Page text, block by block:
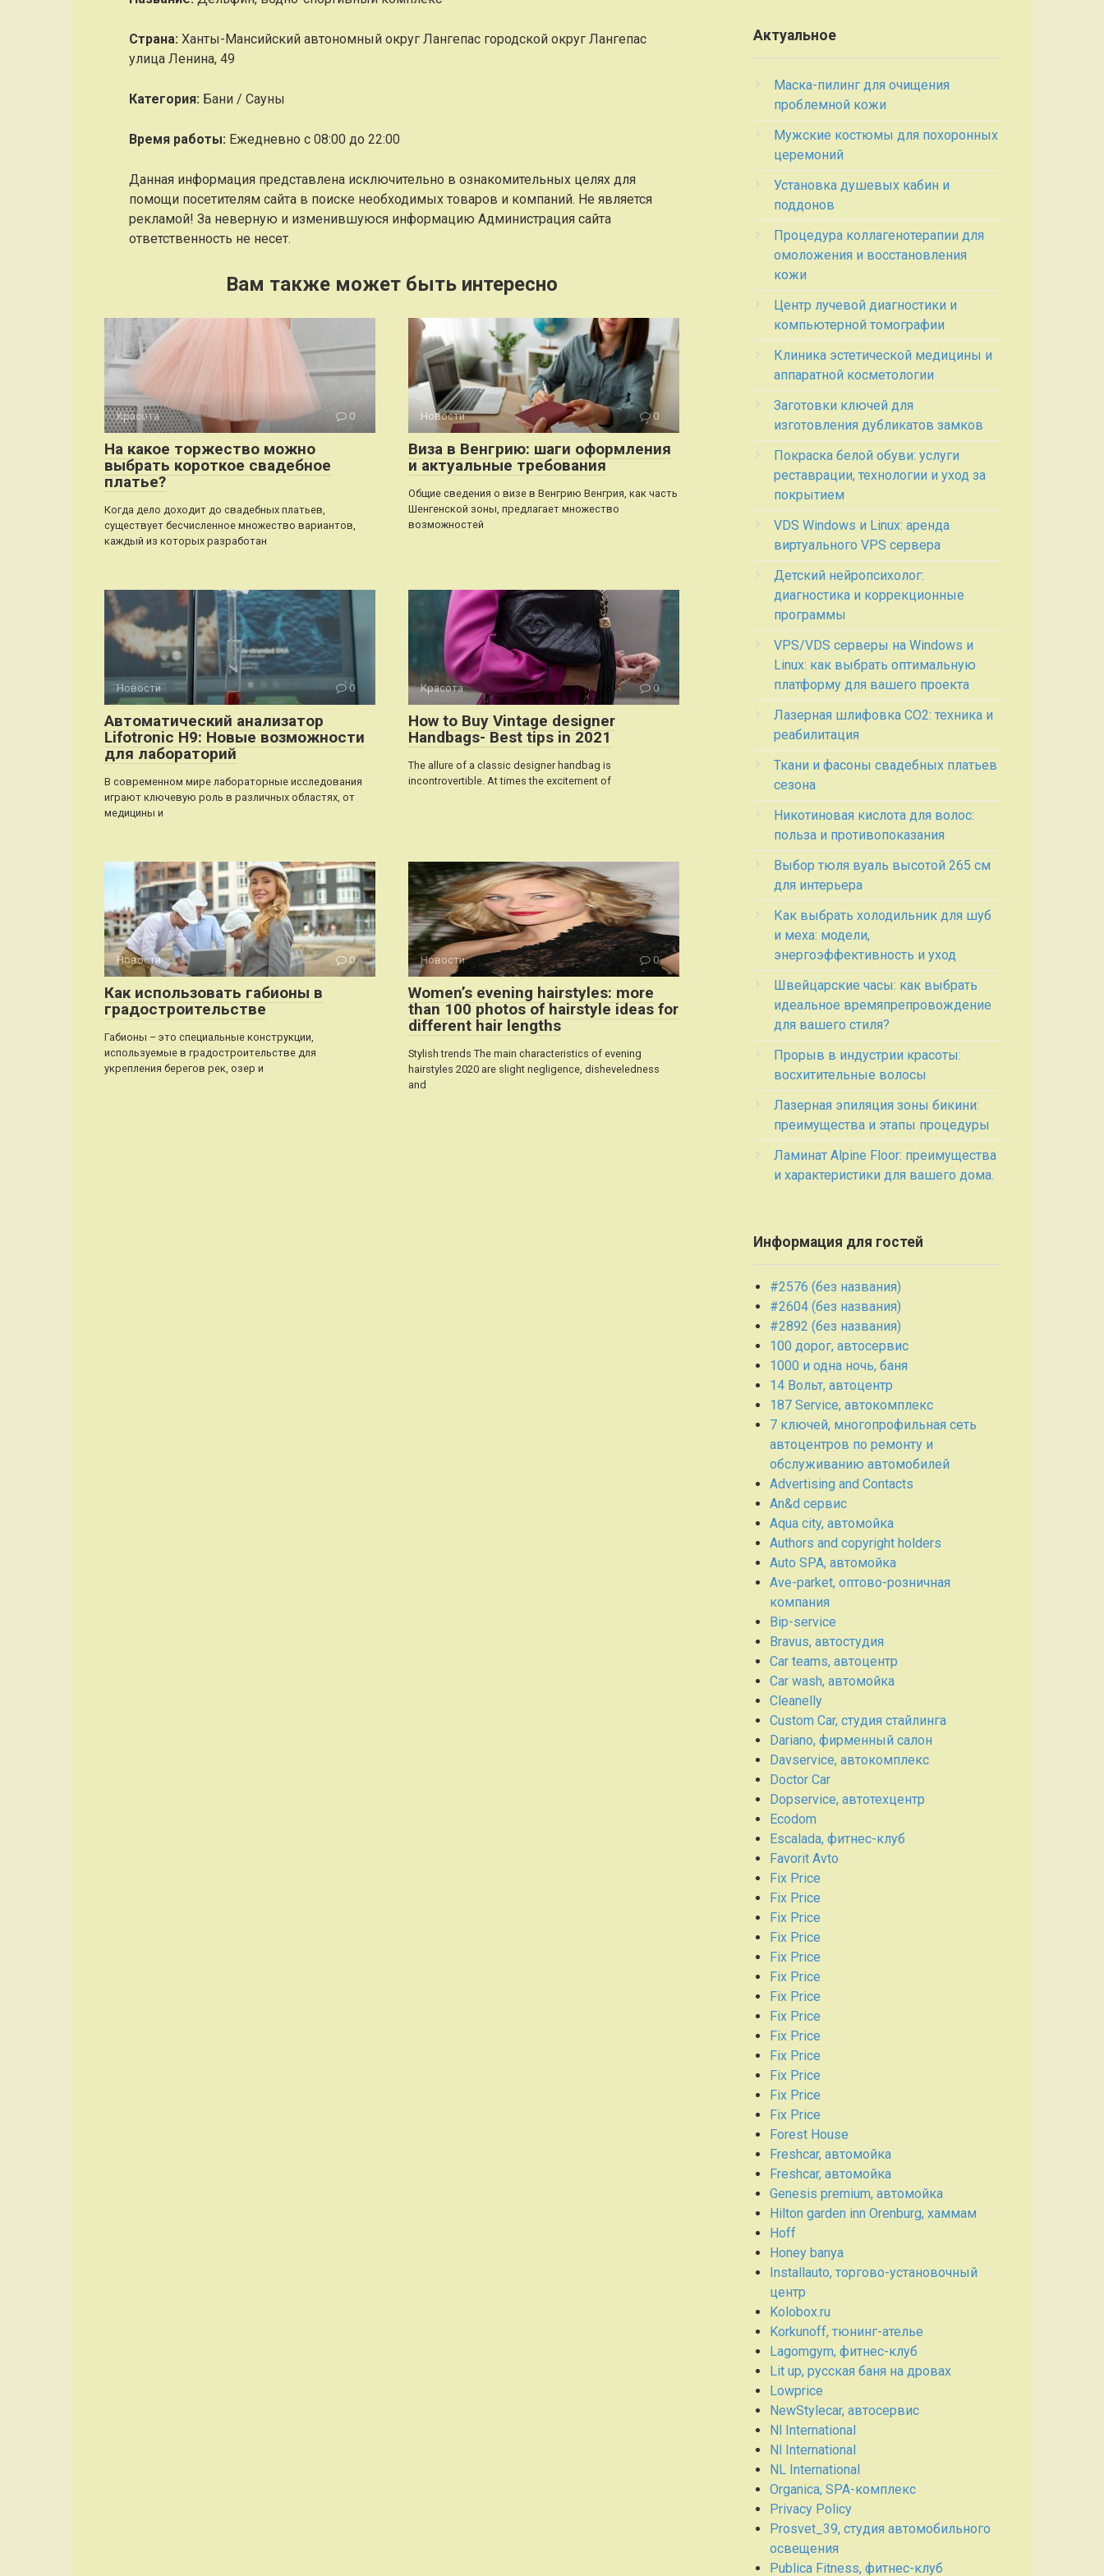
Страна: Ханты-Мансийский автономный округ Лангепас городской округ Лангепас
улица Ленина, 49
Категория: Бани / Сауны
Время работы: Ежедневно с 08:00 до 22:00
Данная информация представлена исключительно в ознакомительных целях для
помощи посетителям сайта в поиске необходимых товаров и компаний. Не является
рекламой! За неверную и изменившуюся информацию Администрация сайта
ответственность не несет.
Вам также может быть интересно
Красота 0
На какое торжество можно
выбрать короткое свадебное
платье?
Когда дело доходит до свадебных платьев,
существует бесчисленное множество вариантов,
каждый из которых разработан
Новости 0
Виза в Венгрию: шаги оформления
и актуальные требования
Общие сведения о визе в Венгрию Венгрия, как часть
Шенгенской зоны, предлагает множество
возможностей
Новости 0
Автоматический анализатор
Lifotronic H9: Новые возможности
для лабораторий
В современном мире лабораторные исследования
играют ключевую роль в различных областях, от
медицины и
Красота 0
How to Buy Vintage designer
Handbags- Best tips in 2021
The allure of a classic designer handbag is
incontrovertible. At times the excitement of
Новости 0
Как использовать габионы в
градостроительстве
Габионы – это специальные конструкции,
используемые в градостроительстве для
укрепления берегов рек, озер и
Новости 0
Women’s evening hairstyles: more
than 100 photos of hairstyle ideas for
different hair lengths
Stylish trends The main characteristics of evening
hairstyles 2020 are slight negligence, disheveledness
and
Актуальное
Маска-пилинг для очищения
проблемной кожи
Мужские костюмы для похоронных
церемоний
Установка душевых кабин и
поддонов
Процедура коллагенотерапии для
омоложения и восстановления
кожи
Центр лучевой диагностики и
компьютерной томографии
Клиника эстетической медицины и
аппаратной косметологии
Заготовки ключей для
изготовления дубликатов замков
Покраска белой обуви: услуги
реставрации, технологии и уход за
покрытием
VDS Windows и Linux: аренда
виртуального VPS сервера
Детский нейропсихолог:
диагностика и коррекционные
программы
VPS/VDS серверы на Windows и
Linux: как выбрать оптимальную
платформу для вашего проекта
Лазерная шлифовка СО2: техника и
реабилитация
Ткани и фасоны свадебных платьев
сезона
Никотиновая кислота для волос:
польза и противопоказания
Выбор тюля вуаль высотой 265 см
для интерьера
Как выбрать холодильник для шуб
и меха: модели,
энергоэффективность и уход
Швейцарские часы: как выбрать
идеальное времяпрепровождение
для вашего стиля?
Прорыв в индустрии красоты:
восхитительные волосы
Лазерная эпиляция зоны бикини:
преимущества и этапы процедуры
Ламинат Alpine Floor: преимущества
и характеристики для вашего дома.
Информация для гостей
#2576 (без названия)
#2604 (без названия)
#2892 (без названия)
100 дорог, автосервис
1000 и одна ночь, баня
14 Вольт, автоцентр
187 Service, автокомплекс
7 ключей, многопрофильная сеть
автоцентров по ремонту и
обслуживанию автомобилей
Advertising and Contacts
An&d сервис
Aqua city, автомойка
Authors and copyright holders
Auto SPA, автомойка
Ave-parket, оптово-розничная
компания
Bip-service
Bravus, автостудия
Car teams, автоцентр
Car wash, автомойка
Cleanelly
Custom Car, студия стайлинга
Dariano, фирменный салон
Davservice, автокомплекс
Doctor Car
Dopservice, автотехцентр
Ecodom
Escalada, фитнес-клуб
Favorit Avto
Fix Price
Fix Price
Fix Price
Fix Price
Fix Price
Fix Price
Fix Price
Fix Price
Fix Price
Fix Price
Fix Price
Fix Price
Fix Price
Forest House
Freshcar, автомойка
Freshcar, автомойка
Genesis premium, автомойка
Hilton garden inn Orenburg, хаммам
Hoff
Honey banya
Installauto, торгово-установочный
центр
Kolobox.ru
Korkunoff, тюнинг-ателье
Lagomgym, фитнес-клуб
Lit up, русская баня на дровах
Lowprice
NewStylecar, автосервис
Nl International
Nl International
NL International
Organica, SPA-комплекс
Privacy Policy
Prosvet_39, студия автомобильного
освещения
Publica Fitness, фитнес-клуб